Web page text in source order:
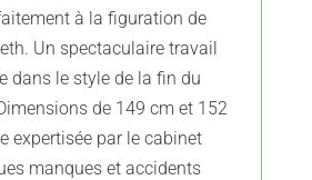
à la figuration de
Un spectaculaire travail
dans le style de la fin du
de 149 cm et 152
expertisée par le cabinet
manques et accidents